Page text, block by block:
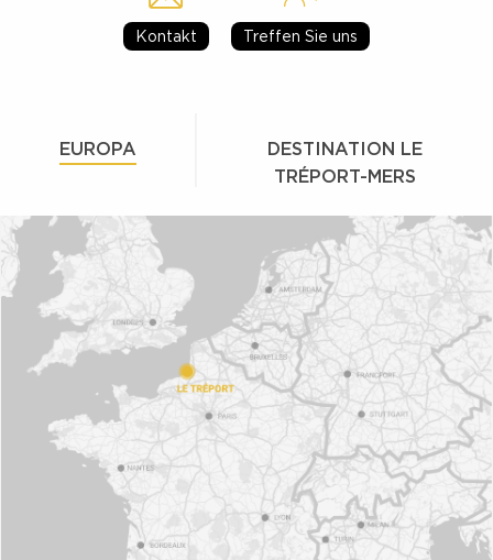
Kontakt Treffen Sie uns
EUROPA
DESTINATION LE
TRÉPORT-MERS